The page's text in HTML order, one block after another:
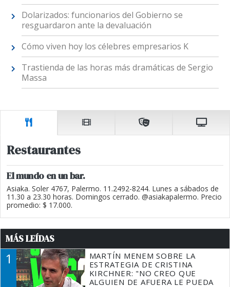
Dolarizados: funcionarios del Gobierno se
resguardaron ante la devaluación
Cómo viven hoy los célebres empresarios K
Trastienda de las horas más dramáticas de Sergio
Massa
Restaurantes
El mundo en un bar.
Asiaka. Soler 4767, Palermo. 11.2492-8244. Lunes a sábados de
11.30 a 23.30 horas. Domingos cerrado. @asiakapalermo. Precio
promedio: $ 17.000.
MÁS LEÍDAS
1
MARTÍN MENEM SOBRE LA
ESTRATEGIA DE CRISTINA
KIRCHNER: "NO CREO QUE
ALGUIEN DE AFUERA LE PUEDA